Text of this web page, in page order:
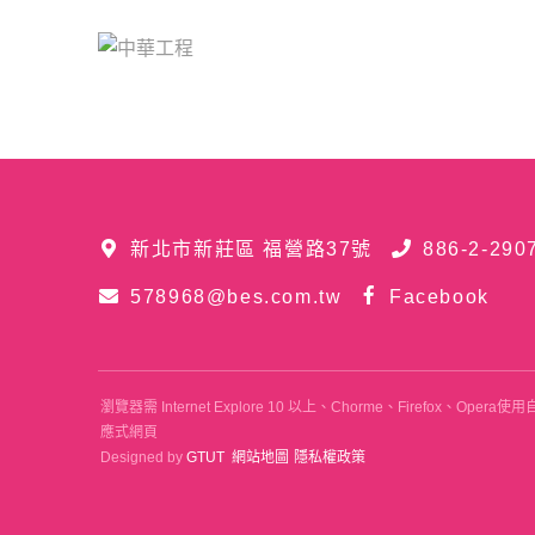
新北市新莊區 福營路37號 886-2-
578968@bes.com.tw Facebook
瀏覽器需 Internet Explore 10 以上、Chorme、Firefox、Opera使用
應式網頁
Designed byGTUT 網站地圖 隱私權政策